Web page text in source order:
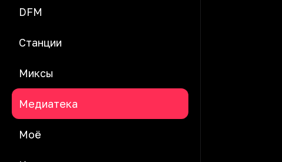
DFM
Станции
Миксы
Медиатека
Моё